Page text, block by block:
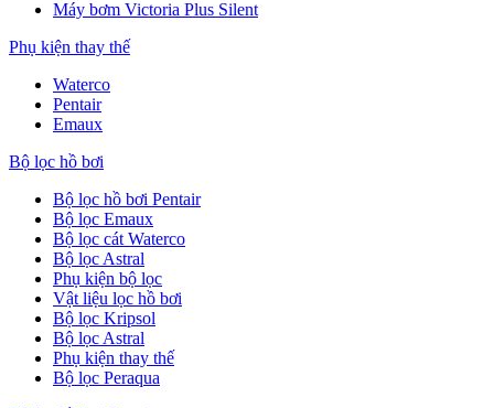
Máy bơm Victoria Plus Silent
Phụ kiện thay thế
Waterco
Pentair
Emaux
Bộ lọc hồ bơi
Bộ lọc hồ bơi Pentair
Bộ lọc Emaux
Bộ lọc cát Waterco
Bộ lọc Astral
Phụ kiện bộ lọc
Vật liệu lọc hồ bơi
Bộ lọc Kripsol
Bộ lọc Astral
Phụ kiện thay thế
Bộ lọc Peraqua